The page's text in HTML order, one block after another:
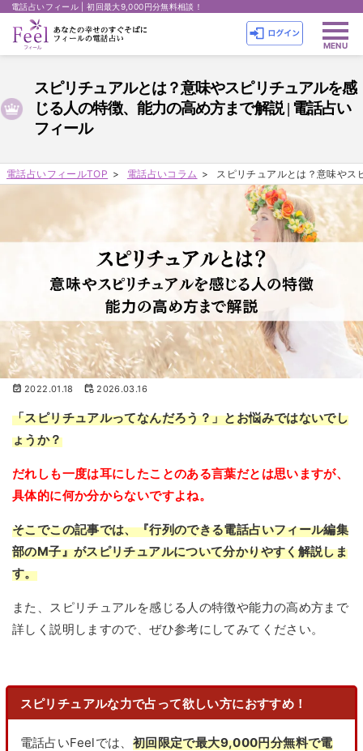
電話占いフィール | 初回最大9,000円分無料相談！
スピリチュアルとは？意味やスピリチュアルを感
じる人の特徴、能力の高め方まで解説 | 電話占い
フィール
電話占いフィールTOP 電話占いコラム スピリチュアルとは？意味やス
2022.01.18 2026.03.16
「スピリチュアルってなんだろう？」とお悩みではないでし
ょうか？
だれしも一度は耳にしたことのある言葉だとは思いますが、
具体的に何か分からないですよね。
そこでこの記事では、『行列のできる電話占いフィール編集
部のM子』がスピリチュアルについて分かりやすく解説しま
す。
また、スピリチュアルを感じる人の特徴や能力の高め方まで
詳しく説明しますので、ぜひ参考にしてみてください。
スピリチュアルな力で占って欲しい方におすすめ！
電話占いFeelでは、 初回限定で最大9,000円分無料で電